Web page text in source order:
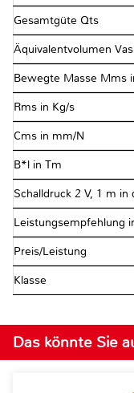
Gesamtgüte Qts
Äquivalentvolumen
Bewegte Masse Mms
Rms in Kg/s
Cms in mm/N
B*l in Tm
Schalldruck 2 V, 1 m in
Leistungsempfehlung
Preis/Leistung
Klasse
Das könnte Sie